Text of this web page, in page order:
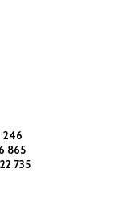
246
865
735